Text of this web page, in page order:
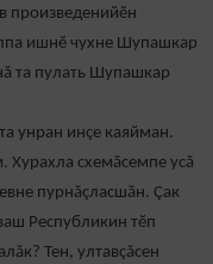
произведенийӗн
ишнӗ чухне Шупашкар
та пулать Шупашкар
унран инçе каяйман.
Хурахла схемăсемпе усă
пурнăçласшăн. Çак
Республикин тӗп
Тен, ултавçăсен